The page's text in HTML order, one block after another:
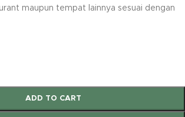
maupun tempat lainnya sesuai dengan
ADD TO CART